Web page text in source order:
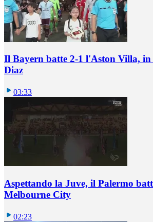
Il Bayern batte 2-1 l'Aston Villa,
Diaz
03:33
Aspettando la Juve, il Palermo
Melbourne City
02:23